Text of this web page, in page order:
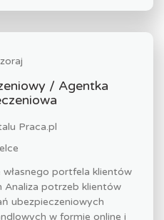
/ Agentka
Praca.pl
portfela klientów
Analiza potrzeb klientów
ubezpieczeniowych
w formie online i